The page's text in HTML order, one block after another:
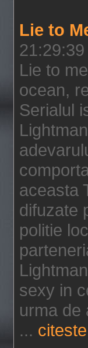
Lie to
21:29:39
Lie to
ocean,
Serialul
aceasta
difuzate
politie
sexy in
urma de
...